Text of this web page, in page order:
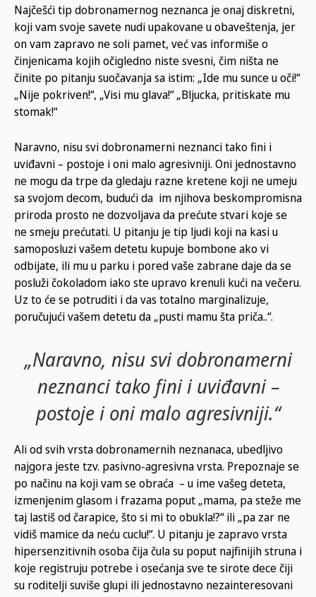
Najčešći tip dobronamernog neznanca je onaj diskretni,
koji vam svoje savete nudi upakovane u obaveštenja, jer
on vam zapravo ne soli pamet, već vas informiše o
činjenicama kojih očigledno niste svesni, čim ništa ne
činite po pitanju suočavanja sa istim: „Ide mu sunce u oči!“
„Nije pokriven!“, „Visi mu glava!“ „Bljucka, pritiskate mu
stomak!“
Naravno, nisu svi dobronamerni neznanci tako fini i
uviđavni – postoje i oni malo agresivniji. Oni jednostavno
ne mogu da trpe da gledaju razne kretene koji ne umeju
sa svojom decom, budući da im njihova beskompromisna
priroda prosto ne dozvoljava da prećute stvari koje se
ne smeju prećutati. U pitanju je tip ljudi koji na kasi u
samoposluzi vašem detetu kupuje bombone ako vi
odbijate, ili mu u parku i pored vaše zabrane daje da se
posluži čokoladom iako ste upravo krenuli kući na večeru.
Uz to će se potruditi i da vas totalno marginalizuje,
poručujući vašem detetu da „pusti mamu šta priča..“.
„Naravno, nisu svi dobronamerni
neznanci tako fini i uviđavni –
postoje i oni malo agresivniji.“
Ali od svih vrsta dobronamernih neznanaca, ubedljivo
najgora jeste tzv. pasivno-agresivna vrsta. Prepoznaje se
po načinu na koji vam se obraća – u ime vašeg deteta,
izmenjenim glasom i frazama poput „mama, pa steže me
taj lastiš od čarapice, što si mi to obukla!?“ ili „pa zar ne
vidiš mamice da neću cuclu!“. U pitanju je zapravo vrsta
hipersenzitivnih osoba čija čula su poput najfinijih struna i
koje registruju potrebe i osećanja sve te sirote dece čiji
su roditelji suviše glupi ili jednostavno nezainteresovani